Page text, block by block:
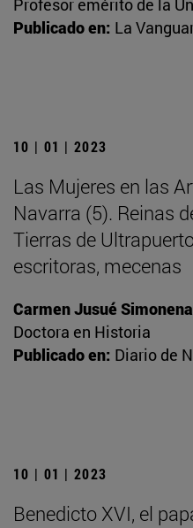
Profesor emérito de la
Publicado en: La
10 | 01 | 2023
Las Mujeres en las
Navarra (5). Reinas
Tierras de
escritoras, mecenas
Carmen Jusué Simonena
Doctora en Historia
Publicado en: Diario de
10 | 01 | 2023
Benedicto XVI, el